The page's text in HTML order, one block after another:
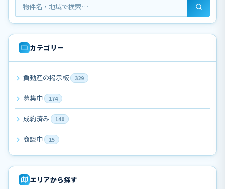
カテゴリー
負動産の掲示板 329
募集中 174
成約済み 140
商談中 15
エリアから探す